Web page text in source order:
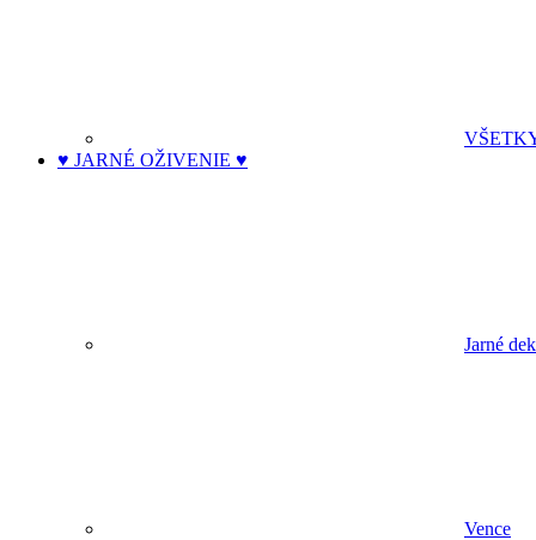
♥ JARNÉ OŽIVENIE ♥
Jarné
Vence